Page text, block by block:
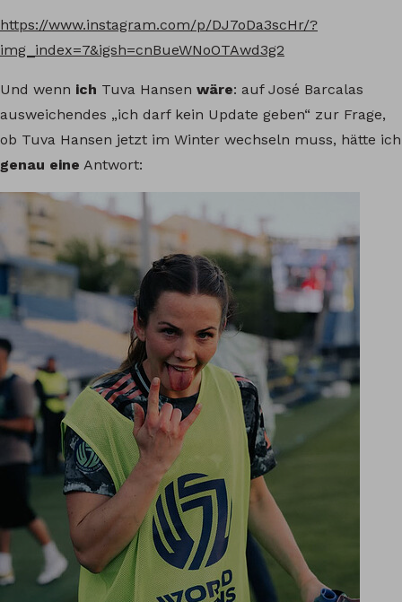
https://www.instagram.com/p/DJ7oDa3scHr/?
img_index=7&igsh=cnBueWNoOTAwd3g2
Und wenn ich Tuva Hansen wäre: auf José Barcalas
ausweichendes „ich darf kein Update geben“ zur Frage,
ob Tuva Hansen jetzt im Winter wechseln muss, hätte ich
genau eine Antwort: